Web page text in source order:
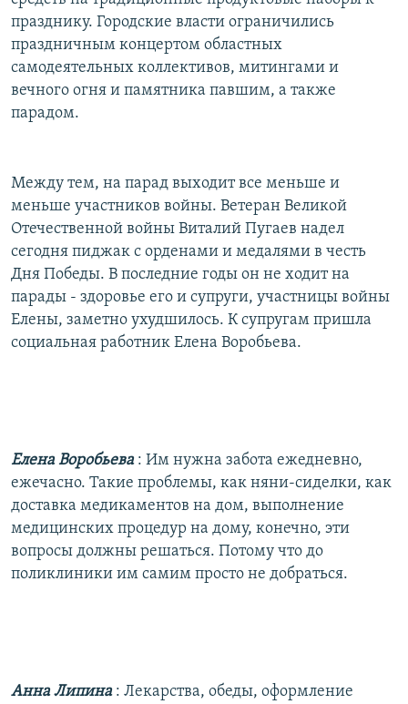
празднику. Городские власти ограничились
праздничным концертом областных
самодеятельных коллективов, митингами и
вечного огня и памятника павшим, а также
парадом.
Между тем, на парад выходит все меньше и
меньше участников войны. Ветеран Великой
Отечественной войны Виталий Пугаев надел
сегодня пиджак с орденами и медалями в честь
Дня Победы. В последние годы он не ходит на
парады - здоровье его и супруги, участницы войны
Елены, заметно ухудшилось. К супругам пришла
социальная работник Елена Воробьева.
Елена Воробьева : Им нужна забота ежедневно,
ежечасно. Такие проблемы, как няни-сиделки, как
доставка медикаментов на дом, выполнение
медицинских процедур на дому, конечно, эти
вопросы должны решаться. Потому что до
поликлиники им самим просто не добраться.
Анна Липина : Лекарства, обеды, оформление